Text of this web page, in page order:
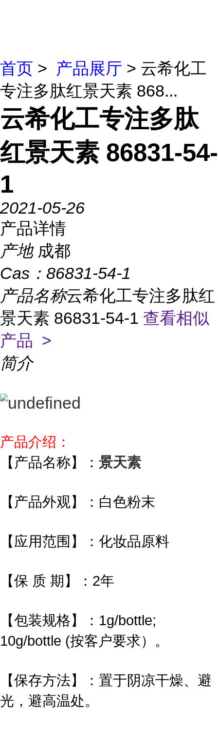
首页 > 产品展厅 > 云希化工
专注多肽红景天素 868...
云希化工专注多肽
红景天素 86831-54-
1
2021-05-26
产品详情
产地 成都
Cas： 86831-54-1
产品名称云希化工专注多肽红
景天素 86831-54-1 查看相似
产品 >
简介
产品介绍：
【产品名称】： 景天素
【产品外观】：白色粉末
【应用范围】：化妆品原料
【保 质 期】：2年
【包装规格】：1g/bottle;
10g/bottle (按客户要求）。
【保存方法】：置于阴凉干燥、避
光，避高温处。